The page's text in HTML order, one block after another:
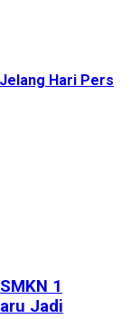
Hari Pers
1
Jadi